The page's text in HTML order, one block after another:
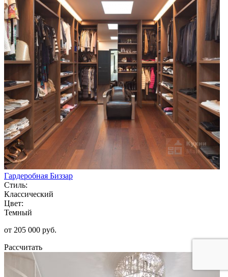
Гардеробная Биззар
Стиль:
Классический
Цвет:
Темный
от 205 000 руб.
Рассчитать